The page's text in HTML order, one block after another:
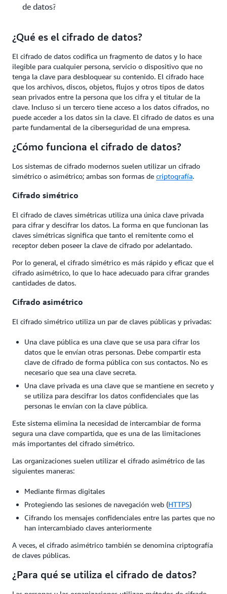
de datos?
¿Qué es el cifrado de datos?
El cifrado de datos codifica un fragmento de datos y lo hace
ilegible para cualquier persona, servicio o dispositivo que no
tenga la clave para desbloquear su contenido. El cifrado hace
que los archivos, discos, objetos, flujos y otros tipos de datos
sean privados entre la persona que los cifra y el titular de la
clave. Incluso si un tercero tiene acceso a los datos cifrados, no
puede acceder a los datos sin la clave. El cifrado de datos es una
parte fundamental de la ciberseguridad de una empresa.
¿Cómo funciona el cifrado de datos?
Los sistemas de cifrado modernos suelen utilizar un cifrado
simétrico o asimétrico; ambas son formas de criptografía.
Cifrado simétrico
El cifrado de claves simétricas utiliza una única clave privada
para cifrar y descifrar los datos. La forma en que funcionan las
claves simétricas significa que tanto el remitente como el
receptor deben poseer la clave de cifrado por adelantado.
Por lo general, el cifrado simétrico es más rápido y eficaz que el
cifrado asimétrico, lo que lo hace adecuado para cifrar grandes
cantidades de datos.
Cifrado asimétrico
El cifrado simétrico utiliza un par de claves públicas y privadas:
Una clave pública es una clave que se usa para cifrar los
datos que le envían otras personas. Debe compartir esta
clave de cifrado de forma pública con sus contactos. No es
necesario que sea una clave secreta.
Una clave privada es una clave que se mantiene en secreto y
se utiliza para descifrar los datos confidenciales que las
personas le envían con la clave pública.
Este sistema elimina la necesidad de intercambiar de forma
segura una clave compartida, que es una de las limitaciones
más importantes del cifrado simétrico.
Las organizaciones suelen utilizar el cifrado asimétrico de las
siguientes maneras:
Mediante firmas digitales
Protegiendo las sesiones de navegación web (HTTPS)
Cifrando los mensajes confidenciales entre las partes que no
han intercambiado claves anteriormente
A veces, el cifrado asimétrico también se denomina criptografía
de claves públicas.
¿Para qué se utiliza el cifrado de datos?